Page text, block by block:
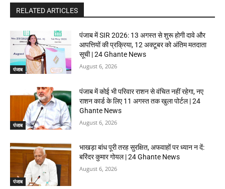
RELATED ARTICLES
पंजाब
पंजाब में SIR 2026: 13 अगस्त से शुरू होगी दावे और
आपत्तियों की प्रक्रिया, 12 अक्टूबर को अंतिम मतदाता
सूची | 24 Ghante News
August 6, 2026
पंजाब
पंजाब में कोई भी परिवार राशन से वंचित नहीं रहेगा, नए
राशन कार्ड के लिए 11 अगस्त तक खुला पोर्टल | 24
Ghante News
August 6, 2026
पंजाब
भाखड़ा बांध पूरी तरह सुरक्षित, अफवाहों पर ध्यान न दें:
बरिंदर कुमार गोयल | 24 Ghante News
August 6, 2026